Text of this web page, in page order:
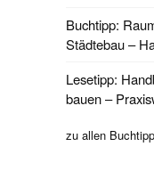
Buchtipp:
Städtebau –
Lesetipp:
bauen –
zu allen